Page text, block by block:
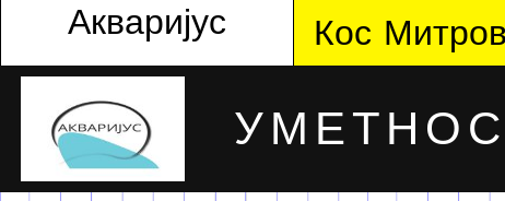
Акваријус Кос